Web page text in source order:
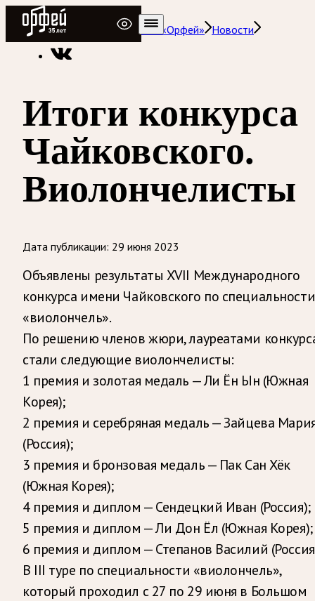
Радио Орфей
Радио классической музыки «Орфей» Новости
Итоги конкурса
Чайковского.
Виолончелисты
Дата публикации: 29 июня 2023
Объявлены результаты XVII Международного
конкурса имени Чайковского по специальности
«виолончель».
По решению членов жюри, лауреатами
стали следующие виолончелисты:
1 премия и золотая медаль — Ли Ён Ын (Южная
Корея);
2 премия и серебряная медаль — Зайцева
(Россия);
3 премия и бронзовая медаль — Пак Сан Хёк
(Южная Корея);
4 премия и диплом — Сендецкий Иван (Россия);
5 премия и диплом — Ли Дон Ёл (Южная Корея);
6 премия и диплом — Степанов Василий
В III туре по специальности «виолончель»,
который проходил с 27 по 29 июня в Большом